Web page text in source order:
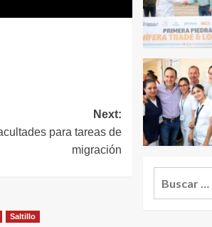
Next:
para tareas de
migración
Saltillo